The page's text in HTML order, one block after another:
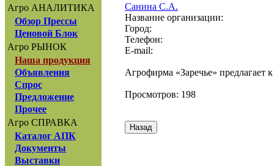
Агро АНАЛИТИКА
Обзор Прессы
Ценовой Блок
Агро РЫНОК
Наша продукция
Объявления
Спрос
Предложение
Прочее
Агро СПРАВКА
Каталог АПК
Документы
Выставки
Санина С.А.
Название организации:
Город:
Телефон:
E-mail:
Агрофирма «Заречье» предлагает
Просмотров: 198